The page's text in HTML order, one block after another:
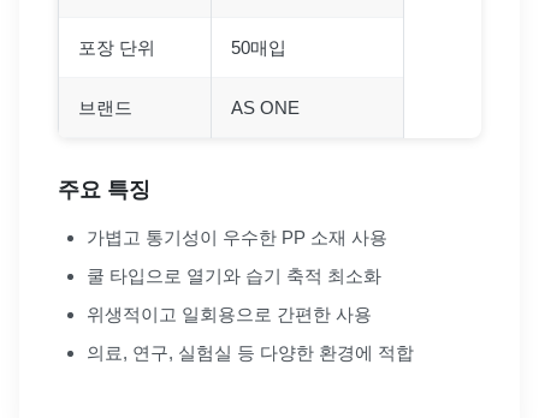
포장 단위 50매입
브랜드 AS ONE
주요 특징
가볍고 통기성이 우수한 PP 소재 사용
쿨 타입으로 열기와 습기 축적 최소화
위생적이고 일회용으로 간편한 사용
의료, 연구, 실험실 등 다양한 환경에 적합